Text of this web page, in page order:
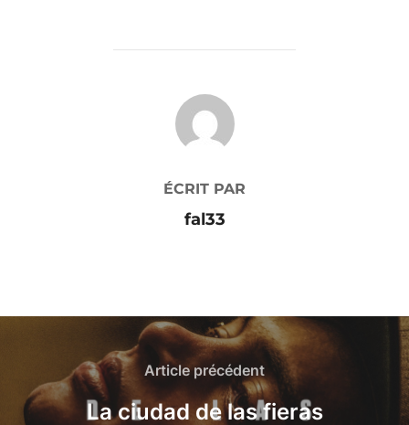
AUTEUR DE LA PUBLICATION
ÉCRIT PAR
fal33
Article précédent
La ciudad de las fieras